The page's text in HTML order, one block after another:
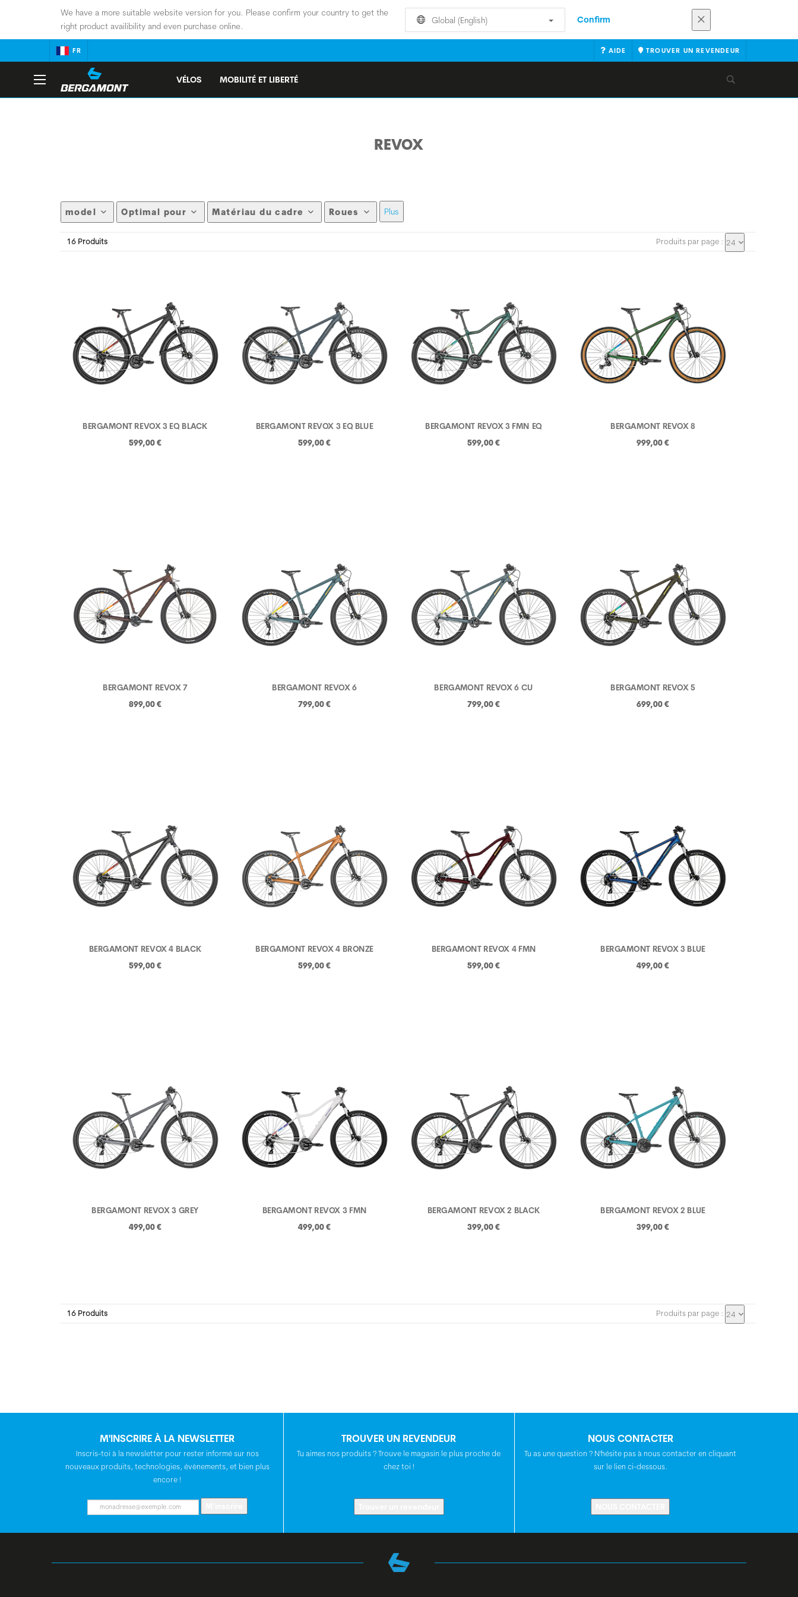
We have a more suitable website version for you. Please confirm your country to get the
right product availibility and even purchase online.
Global (English) Confirm
FR AIDE TROUVER UN REVENDEUR
VÉLOS MOBILITÉ ET LIBERTÉ
REVOX
model Optimal pour Matériau du cadre Roues Plus
16 Produits Produits par page : 24
BERGAMONT REVOX 3 EQ BLACK
599,00 €
BERGAMONT REVOX 3 EQ BLUE
599,00 €
BERGAMONT REVOX 3 FMN EQ
599,00 €
BERGAMONT REVOX 8
999,00 €
BERGAMONT REVOX 7
899,00 €
BERGAMONT REVOX 6
799,00 €
BERGAMONT REVOX 6 CU
799,00 €
BERGAMONT REVOX 5
699,00 €
BERGAMONT REVOX 4 BLACK
599,00 €
BERGAMONT REVOX 4 BRONZE
599,00 €
BERGAMONT REVOX 4 FMN
599,00 €
BERGAMONT REVOX 3 BLUE
499,00 €
BERGAMONT REVOX 3 GREY
499,00 €
BERGAMONT REVOX 3 FMN
499,00 €
BERGAMONT REVOX 2 BLACK
399,00 €
BERGAMONT REVOX 2 BLUE
399,00 €
16 Produits Produits par page : 24
M'INSCRIRE À LA NEWSLETTER
Inscris-toi à la newsletter pour rester informé sur nos
nouveaux produits, technologies, évènements, et bien plus
encore !
TROUVER UN REVENDEUR
Tu aimes nos produits ? Trouve le magasin le plus proche de
chez toi !
NOUS CONTACTER
Tu as une question ? N'hésite pas à nous contacter en cliquant
sur le lien ci-dessous.